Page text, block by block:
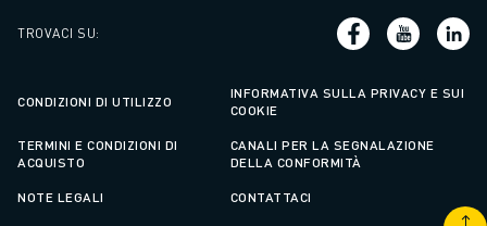
TROVACI SU:
CONDIZIONI DI UTILIZZO
INFORMATIVA SULLA PRIVACY E SUI
COOKIE
TERMINI E CONDIZIONI DI
ACQUISTO
CANALI PER LA SEGNALAZIONE
DELLA CONFORMITÀ
NOTE LEGALI CONTATTACI